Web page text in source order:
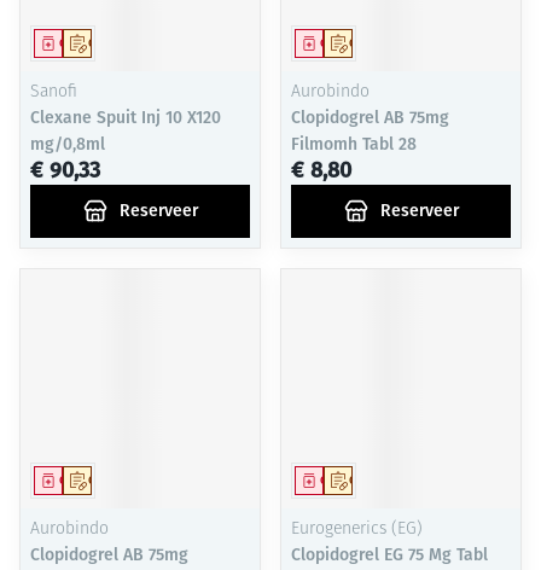
Op voorschrift
Geneesmiddel
Sanofi
Clexane Spuit Inj 10 X120
mg/0,8ml
€ 90,33
Reserveer
Op voorschrift
Geneesmiddel
Aurobindo
Clopidogrel AB 75mg
Filmomh Tabl 28
€ 8,80
Reserveer
Op voorschrift
Geneesmiddel
Aurobindo
Clopidogrel AB 75mg
Op voorschrift
Geneesmiddel
Eurogenerics (EG)
Clopidogrel EG 75 Mg Tabl